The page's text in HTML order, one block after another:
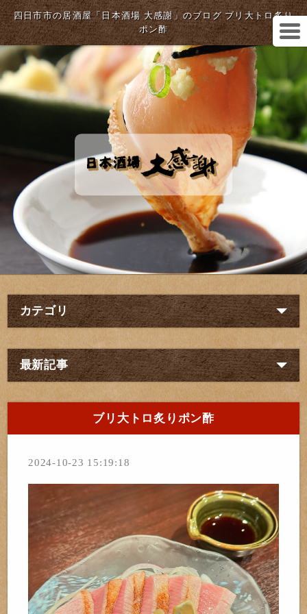
四日市市の居酒屋「日本酒場 大感謝」のブログ ブリ大トロ炙り
ポン酢
カテゴリ
最新記事
ブリ大トロ炙りポン酢
2024-10-23 15:19:18